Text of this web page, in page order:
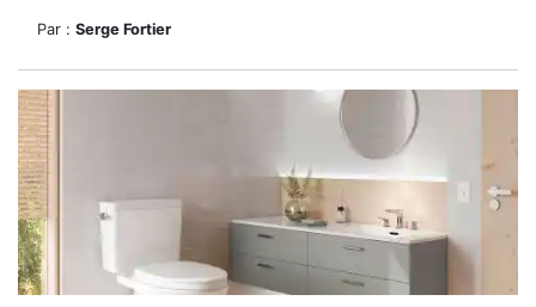
Par : Serge Fortier